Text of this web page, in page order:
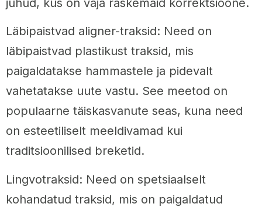
juhud, kus on vaja raskemaid korrektsioone.
Läbipaistvad aligner-traksid: Need on
läbipaistvad plastikust traksid, mis
paigaldatakse hammastele ja pidevalt
vahetatakse uute vastu. See meetod on
populaarne täiskasvanute seas, kuna need
on esteetiliselt meeldivamad kui
traditsioonilised breketid.
Lingvotraksid: Need on spetsiaalselt
kohandatud traksid, mis on paigaldatud